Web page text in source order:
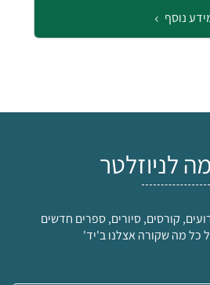
נוסף
לניוזלטר
קורסים, סיורים, ספרים חדשים
כל מה שקורה אצלנו ב'יד'